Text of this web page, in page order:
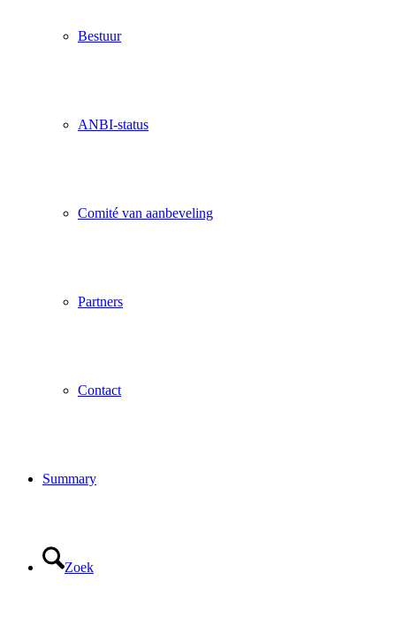
Bestuur
ANBI-status
Comité van aanbeveling
Partners
Contact
Summary
Zoek